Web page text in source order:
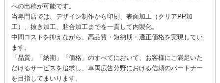
への出稿が可能です。
当専門店では、デザイン制作から印刷、表面加工（クリアPP加
工）、抜き加工、貼合加工までを一貫して内製化。
中間コストを抑えながら、高品質・短納期・適正価格を実現してい
ます。
「品質」「納期」「価格」のすべてにおいて、お客様にご満足いた
だけるサービスを追求し、車両広告分野における信頼のパートナー
を目指してまいります。